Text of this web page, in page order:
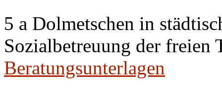
5 a Dolmetschen in
Sozialbetreuung der freien
Beratungsunterlagen